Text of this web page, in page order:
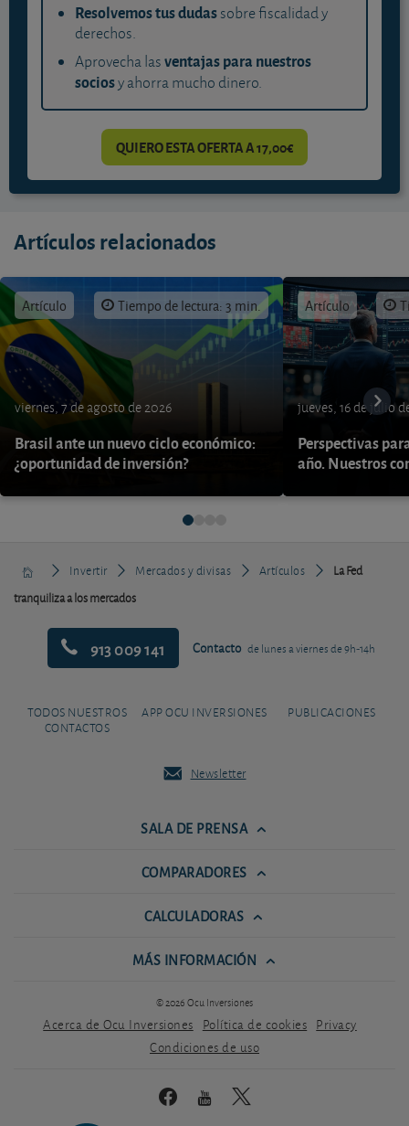
Resolvemos tus dudassobre fiscalidad y
derechos.
Aprovecha lasventajas para nuestros
sociosy ahorra mucho dinero.
QUIERO ESTA OFERTA A 17,00€
Artículos relacionados
Artículo Tiempo de lectura: 3 min.
viernes, 7 de agosto de 2026
Brasil ante un nuevo ciclo económico:
¿oportunidad de inversión?
Artículo
jueves, 16 de julio
Perspectivas
año. Nuestros
Invertir Mercados y divisas Artículos
La Fed
tranquiliza a los mercados
913 009 141 Contacto de lunes a viernes de 9h-14h
TODOS NUESTROS
CONTACTOS
APP OCU INVERSIONES PUBLICACIONES
Newsletter
SALA DE PRENSA
COMPARADORES
CALCULADORAS
MÁS INFORMACIÓN
© 2026 Ocu Inversiones
Acerca de Ocu Inversiones Política de cookies Privacy
Condiciones de uso